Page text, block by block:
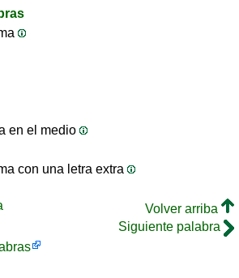
en el medio
con una letra extra
Volver arriba
Siguiente palabra